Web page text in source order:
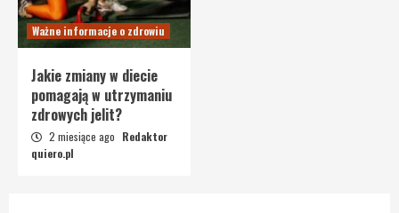
Ważne informacje o zdrowiu
Jakie zmiany w diecie
pomagają w utrzymaniu
zdrowych jelit?
2 miesiące ago Redaktor
quiero.pl